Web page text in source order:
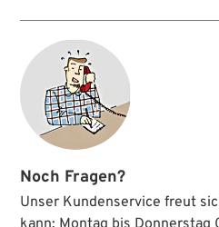
Bremsklötze
hochfrequenten
Schwingungen
entgegenwirkt, die
besagtes
Quietschen
erzeugen. Darüber
hinaus verhindert
die Paste die
Oxidation und das
Festbacken der
Bauteile und
Noch Fragen?
Unser Kundenservice freut